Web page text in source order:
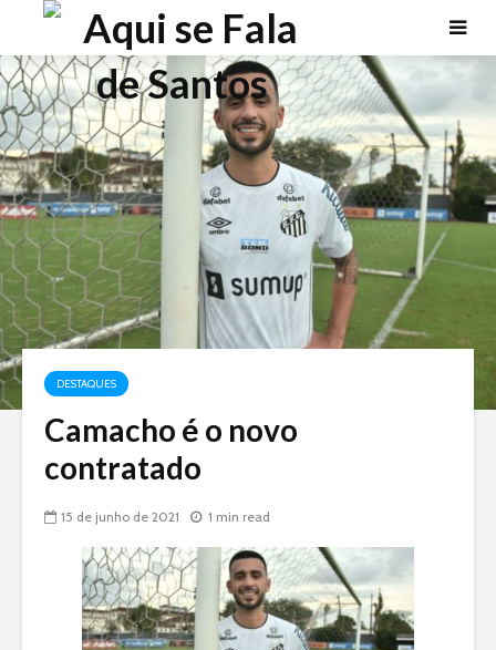
DESTAQUES
Camacho é o novo
contratado
15 de junho de 2021 1 min read